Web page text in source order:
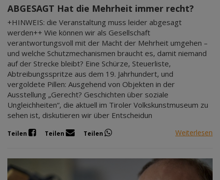
ABGESAGT Hat die Mehrheit immer recht?
+HINWEIS: die Veranstaltung muss leider abgesagt
werden++ Wie können wir als Gesellschaft
verantwortungsvoll mit der Macht der Mehrheit umgehen –
und welche Schutzmechanismen braucht es, damit niemand
auf der Strecke bleibt? Eine Schürze, Steuerliste,
Abtreibungsspritze aus dem 19. Jahrhundert, und
vergoldete Pillen: Ausgehend von Objekten in der
Ausstellung „Gerecht? Geschichten über soziale
Ungleichheiten“, die aktuell im Tiroler Volkskunstmuseum zu
sehen ist, diskutieren wir über Entscheidun
Teilen Teilen Teilen Weiterlesen